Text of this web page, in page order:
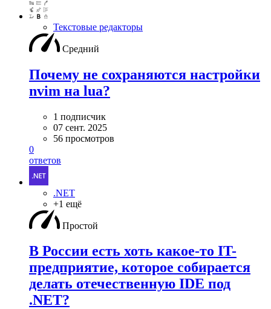
Текстовые редакторы
Средний
Почему не сохраняются настройки
nvim на lua?
1 подписчик
07 сент. 2025
56 просмотров
0
ответов
.NET
+1 ещё
Простой
В России есть хоть какое-то IT-
предприятие, которое собирается
делать отечественную IDE под
.NET?